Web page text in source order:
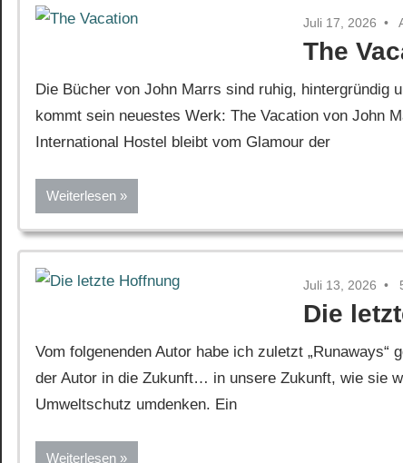
Juli 17, 2026
The
Die Bücher von John Marrs sind ruhig,
kommt sein neuestes Werk: The Vacation von John
International Hostel bleibt vom Glamour der
Weiterlesen
Juli 13, 2026
Die
Vom folgenenden Autor habe ich zuletzt
der Autor in die Zukunft… in unsere Zukunft, wie sie
Umweltschutz umdenken. Ein
Weiterlesen